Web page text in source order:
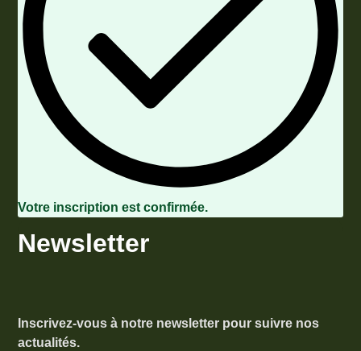
Votre inscription est confirmée.
Newsletter
Inscrivez-vous à notre newsletter pour suivre nos
actualités.